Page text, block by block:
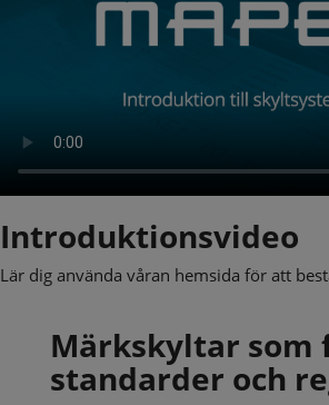
Introduktionsvideo
Lär dig använda våran hemsida för att
Märkskyltar som
standarder och